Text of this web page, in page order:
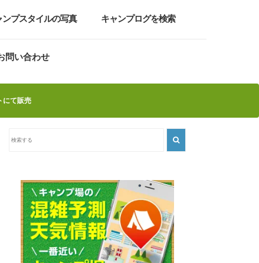
ンプスタイルの写真 キャンプログを検索
問い合わせ
にて販売